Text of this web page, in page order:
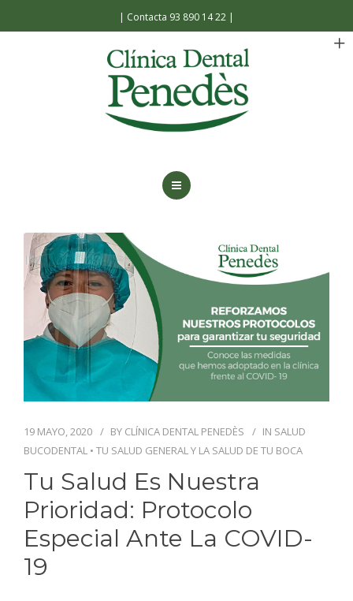
| Contacta 93 890 14 22 |
LA CLÍNICA
TRATAMIENTOS
FACILIDADES
CONTACTO
19 MAYO, 2020 BY CLÍNICA DENTAL PENEDÈS IN SALUD
BUCODENTAL • TU SALUD GENERAL Y LA SALUD DE TU BOCA
Tu Salud Es Nuestra
Prioridad: Protocolo
Especial Ante La COVID-
19